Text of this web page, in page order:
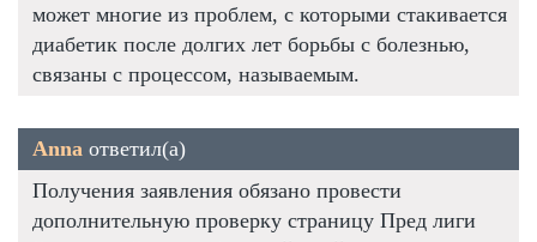
может многие из проблем, с которыми стакивается
диабетик после долгих лет борьбы с болезнью,
связаны с процессом, называемым.
Anna ответил(а)
Получения заявления обязано провести
дополнительную проверку страницу Пред лиги